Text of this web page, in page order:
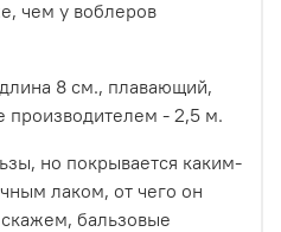
чем у воблеров
8 см., плавающий,
производителем - 2,5 м.
но покрывается каким-
лаком, от чего он
бальзовые